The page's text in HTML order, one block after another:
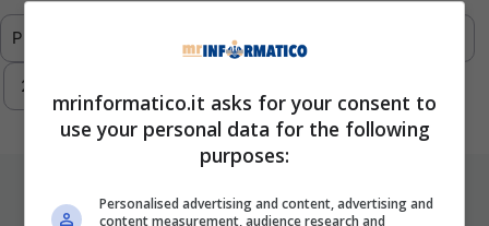
Previous 289
293
mrinformatico.it asks for your consent to
use your personal data for the following
purposes:
Personalised advertising and content, advertising and
content measurement, audience research and